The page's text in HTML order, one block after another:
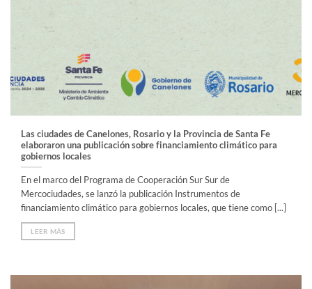
Las ciudades de Canelones, Rosario y la Provincia de Santa Fe
elaboraron una publicación sobre financiamiento climático para
gobiernos locales
En el marco del Programa de Cooperación Sur Sur de
Mercociudades, se lanzó la publicación Instrumentos de
financiamiento climático para gobiernos locales, que tiene como [...]
LEER MÁS